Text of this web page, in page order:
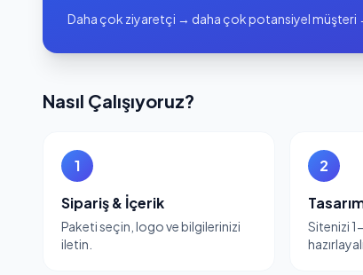
Daha çok ziyaretçi → daha çok potansiyel müşteri
Nasıl Çalışıyoruz?
1
Sipariş & İçerik
Paketi seçin, logo ve bilgilerinizi
iletin.
2
Sitenizi